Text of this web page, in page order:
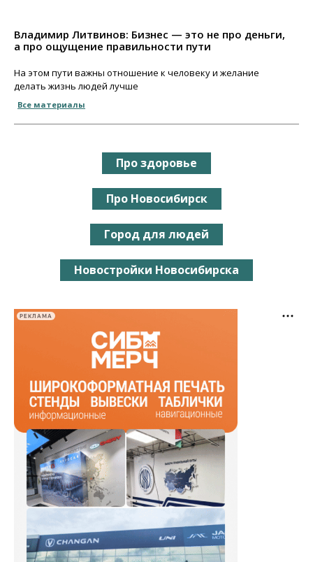
Владимир Литвинов: Бизнес — это не про деньги,
а про ощущение правильности пути
На этом пути важны отношение к человеку и желание
делать жизнь людей лучше
Все материалы
Про здоровье
Про Новосибирск
Город для людей
Новостройки Новосибирска
РЕКЛАМА